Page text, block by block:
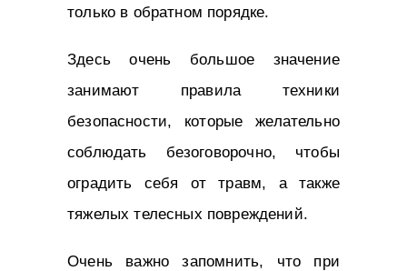
только в обратном порядке.
Здесь очень большое значение
занимают правила техники
безопасности, которые желательно
соблюдать безоговорочно, чтобы
оградить себя от травм, а также
тяжелых телесных повреждений.
Очень важно запомнить, что при